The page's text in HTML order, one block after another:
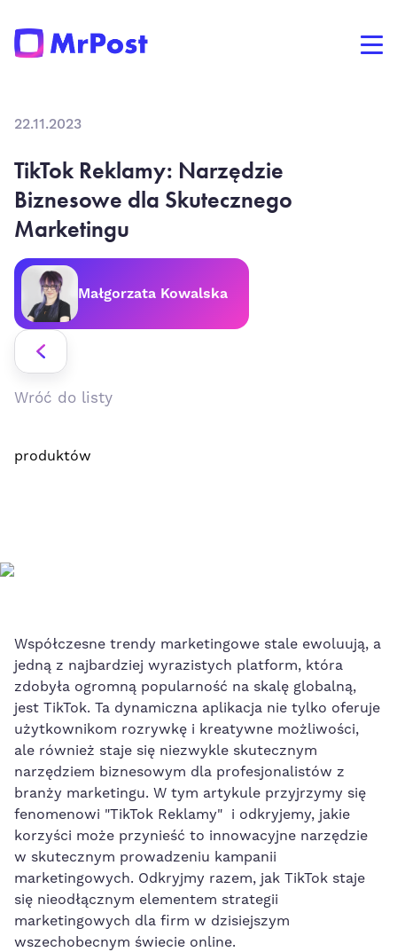
Wróć do listy
produktów
22.11.2023
TikTok Reklamy: Narzędzie
Biznesowe dla Skutecznego
Marketingu
Małgorzata Kowalska
Współczesne trendy marketingowe stale ewoluują, a
jedną⁣ z najbardziej wyrazistych platform, która
⁢zdobyła ogromną popularność na skalę globalną,
jest ⁣TikTok. Ta dynamiczna aplikacja nie tylko oferuje
użytkownikom rozrywkę i kreatywne możliwości,
ale również staje się niezwykle ​skutecznym
narzędziem biznesowym dla profesjonalistów z
branży marketingu. W tym artykule przyjrzymy się
fenomenowi "TikTok Reklamy" ⁢ i odkryjemy, jakie
korzyści może przynieść to innowacyjne narzędzie
w skutecznym prowadzeniu kampanii
marketingowych. Odkryjmy razem, jak TikTok staje
się⁢ nieodłącznym elementem strategii
marketingowych dla firm w dzisiejszym
wszechobecnym świecie online.